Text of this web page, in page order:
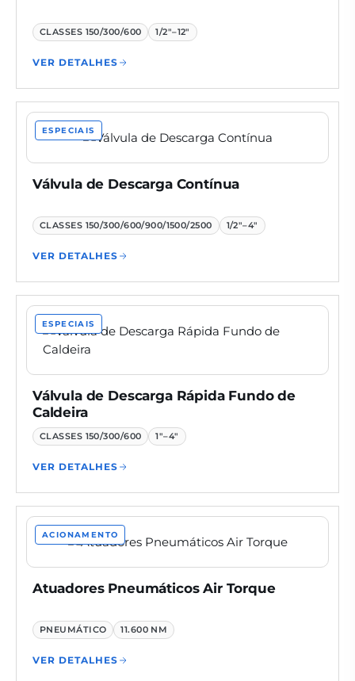
CLASSES 150/300/600 1/2"–12"
VER DETALHES
ESPECIAIS
Válvula de Descarga Contínua
CLASSES 150/300/600/900/1500/2500 1/2"–4"
VER DETALHES
ESPECIAIS
Válvula de Descarga Rápida Fundo de
Caldeira
CLASSES 150/300/600 1"–4"
VER DETALHES
ACIONAMENTO
Atuadores Pneumáticos Air Torque
PNEUMÁTICO 11.600 NM
VER DETALHES